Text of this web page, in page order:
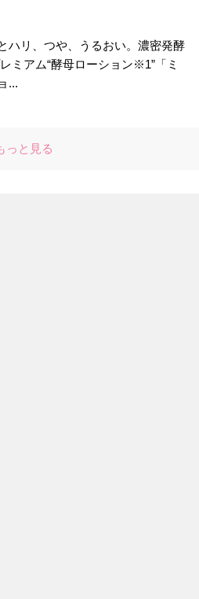
ハリ、つや、うるおい。濃密発酵
ミアム“酵母ローション※1”「ミ
...
っと見る